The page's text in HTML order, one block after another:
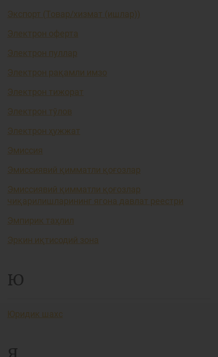
Экспорт (Товар/хизмат (ишлар))
Электрон оферта
Электрон пуллар
Электрон рақамли имзо
Электрон тижорат
Электрон тўлов
Электрон ҳужжат
Эмиссия
Эмиссиявий қимматли қоғозлар
Эмиссиявий қимматли қоғозлар
чиқарилишларининг ягона давлат реестри
Эмпирик таҳлил
Эркин иқтисодий зона
Ю
Юридик шахс